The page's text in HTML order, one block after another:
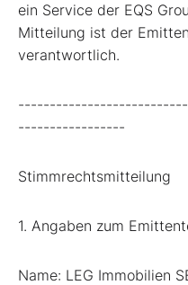
ein Service der EQS
Mitteilung ist der
verantwortlich.
-----------------
Stimmrechtsmitteilung
1. Angaben zum
Name: LEG Immobilien